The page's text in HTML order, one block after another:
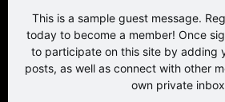
This is a sample guest message.
today to become a member! Once
to participate on this site by adding
posts, as well as connect with other
own private